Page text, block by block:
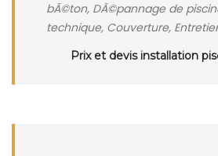
bÃ©ton, DÃ©pannage de
technique, Couverture,
Prix et devis installation